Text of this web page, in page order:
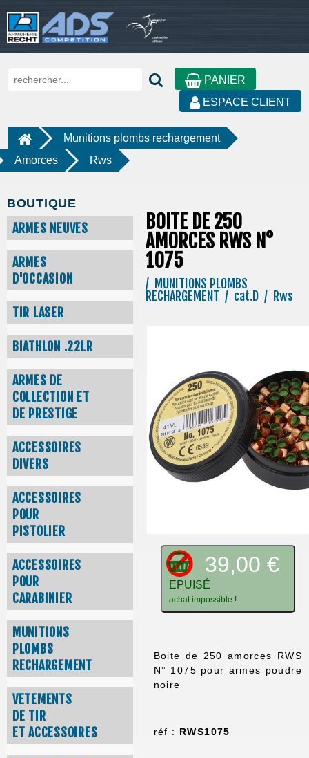
PANIER
ESPACE CLIENT
Munitions plombs rechargement
Amorces
Rws
BOUTIQUE
ARMES NEUVES
ARMES
D'OCCASION
TIR LASER
BIATHLON .22LR
ARMES DE
COLLECTION ET
DE PRESTIGE
ACCESSOIRES
DIVERS
ACCESSOIRES
POUR
PISTOLIER
ACCESSOIRES
POUR
CARABINIER
MUNITIONS
PLOMBS
RECHARGEMENT
VETEMENTS
DE TIR
ET ACCESSOIRES
BOITE DE 250
AMORCES RWS N°
1075
/ MUNITIONS PLOMBS
RECHARGEMENT / cat.D / Rws
39,00 €
EPUISÉ
achat impossible !
Boite de 250 amorces RWS
N° 1075 pour armes poudre
noire
réf : RWS1075